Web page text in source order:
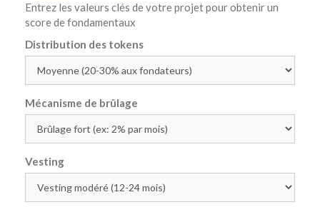
Entrez les valeurs clés de votre projet pour obtenir un
score de fondamentaux
Distribution des tokens
Mécanisme de brûlage
Vesting